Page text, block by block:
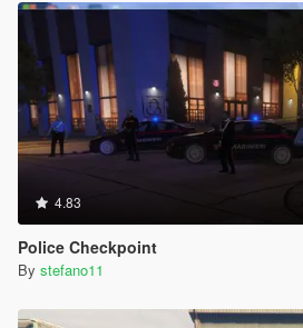
4.83
Police Checkpoint
By stefano11